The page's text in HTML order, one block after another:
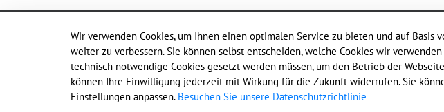
Friedrich-Ebert-Platz 2
44623 Herne
Impressum
Datenschutz
Kontakt
Cookie-Richtlinie
Wir verwenden Cookies, um Ihnen einen optimalen Service zu bieten und auf Basis
weiter zu verbessern. Sie können selbst entscheiden, welche Cookies wir
technisch notwendige Cookies gesetzt werden müssen, um den Betrieb der
können Ihre Einwilligung jederzeit mit Wirkung für die Zukunft widerrufen. Sie
Einstellungen anpassen. Besuchen Sie unsere Datenschutzrichtlinie